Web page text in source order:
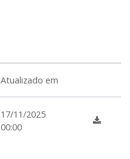
Atualizado em
17/11/2025
00:00